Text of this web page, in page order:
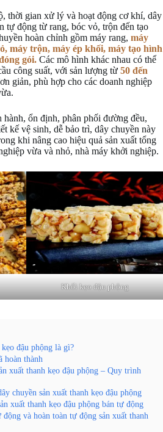
thời gian xử lý và hoạt động cơ khí, dây
tự động từ rang, bóc vỏ, trộn đến tạo
hoàn chỉnh gồm máy rang, máy
máy trộn, máy ép khối, máy tạo hình
gói. Các mô hình khác nhau có thể
công suất, với sản lượng từ 50 đến
giản, phù hợp cho các doanh nghiệp
ổn định, phân phối đường đều,
kế vệ sinh, dễ bảo trì, dây chuyền này
khi nâng cao hiệu quả sản xuất tổng
vừa và nhỏ, nhà máy khởi nghiệp.
Khối kẹo đậu phộng
đậu phộng là gì?
hoàn thành
xuất thanh kẹo đậu phộng – Quy trình
chuyền sản xuất thanh kẹo đậu phộng
xuất thanh kẹo đậu phộng bán tự động
động và hoàn toàn tự động sản xuất thanh